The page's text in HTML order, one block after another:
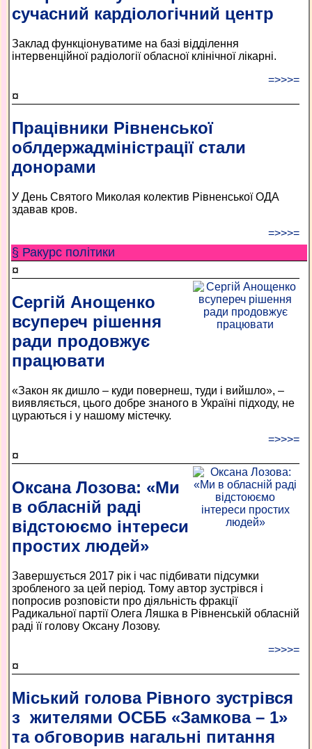
сучасний кардіологічний центр
Заклад функціонуватиме на базі відділення
інтервенційної радіології обласної клінічної лікарні.
=>>>=
¤
Працівники Рівненської
облдержадміністрації стали
донорами
У День Святого Миколая колектив Рівненської ОДА
здавав кров.
=>>>=
§ Ракурс політики
¤
Сергій Анощенко
всупереч рішення
ради продовжує
працювати
«Закон як дишло – куди повернеш, туди і вийшло», –
виявляється, цього добре знаного в Україні підходу, не
цураються і у нашому містечку.
=>>>=
¤
Оксана Лозова: «Ми
в обласній раді
відстоюємо інтереси
простих людей»
Завершується 2017 рік і час підбивати підсумки
зробленого за цей період. Тому автор зустрівся і
попросив розповісти про діяльність фракції
Радикальної партії Олега Ляшка в Рівненській обласній
раді її голову Оксану Лозову.
=>>>=
¤
Міський голова Рівного зустрівся
з жителями ОСББ «Замкова – 1»
та обговорив нагальні питання